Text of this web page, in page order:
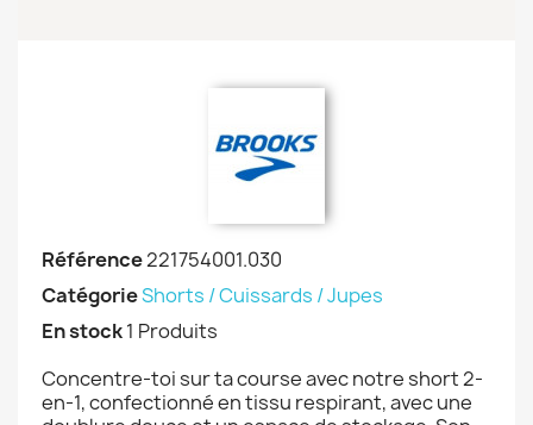
Référence221754001.030
CatégorieShorts / Cuissards / Jupes
En stock1 Produits
Concentre-toi sur ta course avec notre short 2-
en-1, confectionné en tissu respirant, avec une